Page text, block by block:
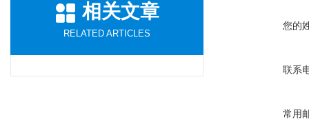
相关文章
RELATED ARTICLES
您的
联系
常用